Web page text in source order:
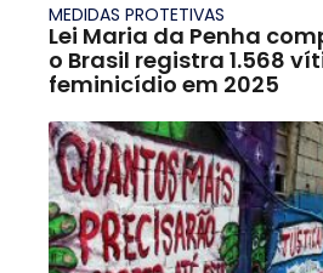
MEDIDAS PROTETIVAS
Lei Maria da Penha
o Brasil registra 1.568
feminicídio em 2025